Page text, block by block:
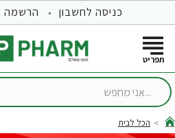
כניסה לחשבון הרשמה
...אני
home
הכל לבית